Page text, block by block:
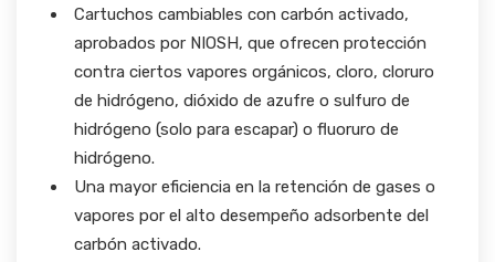
Cartuchos cambiables con carbón activado,
aprobados por NIOSH, que ofrecen protección
contra ciertos vapores orgánicos, cloro, cloruro
de hidrógeno, dióxido de azufre o sulfuro de
hidrógeno (solo para escapar) o fluoruro de
hidrógeno.
Una mayor eficiencia en la retención de gases o
vapores por el alto desempeño adsorbente del
carbón activado.